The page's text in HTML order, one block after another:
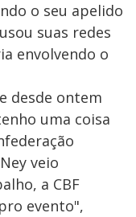
o seu apelido
suas redes
envolvendo o
desde ontem
uma coisa
veio
a CBF
evento",